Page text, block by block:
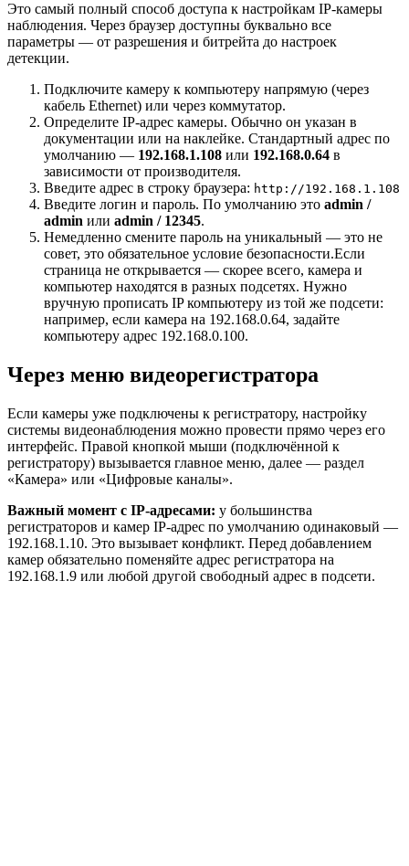
Это самый полный способ доступа к настройкам IP-камеры
наблюдения. Через браузер доступны буквально все
параметры — от разрешения и битрейта до настроек
детекции.
Подключите камеру к компьютеру напрямую (через
кабель Ethernet) или через коммутатор.
Определите IP-адрес камеры. Обычно он указан в
документации или на наклейке. Стандартный адрес по
умолчанию — 192.168.1.108 или 192.168.0.64 в
зависимости от производителя.
Введите адрес в строку браузера: http://192.168.1.108
Введите логин и пароль. По умолчанию это admin /
admin или admin / 12345.
Немедленно смените пароль на уникальный — это не
совет, это обязательное условие безопасности.Если
страница не открывается — скорее всего, камера и
компьютер находятся в разных подсетях. Нужно
вручную прописать IP компьютеру из той же подсети:
например, если камера на 192.168.0.64, задайте
компьютеру адрес 192.168.0.100.
Через меню видеорегистратора
Если камеры уже подключены к регистратору, настройку
системы видеонаблюдения можно провести прямо через его
интерфейс. Правой кнопкой мыши (подключённой к
регистратору) вызывается главное меню, далее — раздел
«Камера» или «Цифровые каналы».
Важный момент с IP-адресами: у большинства
регистраторов и камер IP-адрес по умолчанию одинаковый —
192.168.1.10. Это вызывает конфликт. Перед добавлением
камер обязательно поменяйте адрес регистратора на
192.168.1.9 или любой другой свободный адрес в подсети.